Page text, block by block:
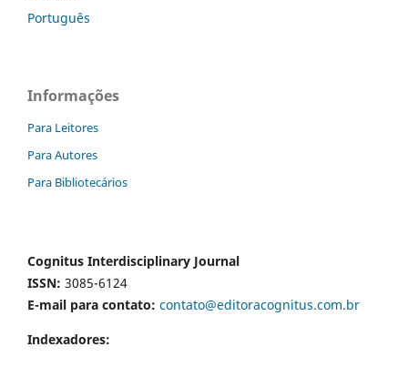
Português
Informações
Para Leitores
Para Autores
Para Bibliotecários
Cognitus Interdisciplinary Journal
ISSN: 3085-6124
E-mail para contato: contato@editoracognitus.com.br
Indexadores: